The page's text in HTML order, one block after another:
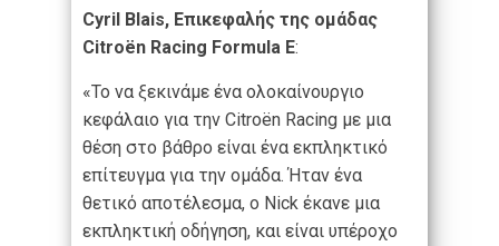
Cyril Blais, Επικεφαλής της ομάδας
Citroën Racing Formula E:
«Το να ξεκινάμε ένα ολοκαίνουργιο
κεφάλαιο για την Citroën Racing με μια
θέση στο βάθρο είναι ένα εκπληκτικό
επίτευγμα για την ομάδα. Ήταν ένα
θετικό αποτέλεσμα, ο Nick έκανε μια
εκπληκτική οδήγηση, και είναι υπέροχο